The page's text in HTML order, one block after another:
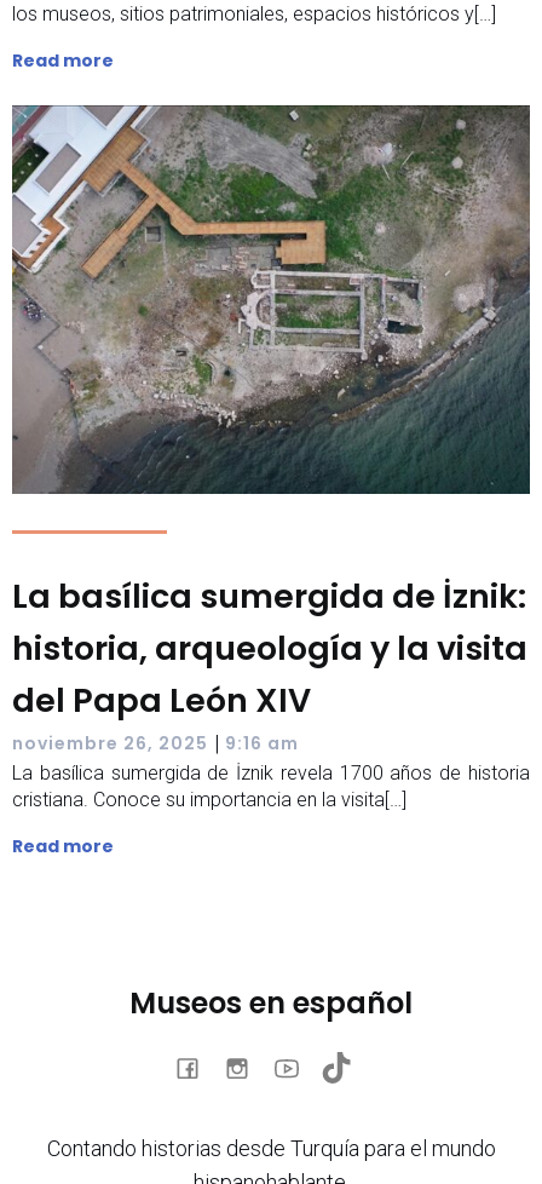
los museos, sitios patrimoniales, espacios históricos y[…]
Read more
La basílica sumergida de İznik:
historia, arqueología y la visita
del Papa León XIV
noviembre 26, 2025 | 9:16 am
La basílica sumergida de İznik revela 1700 años de historia
cristiana. Conoce su importancia en la visita[…]
Read more
Museos en español
Contando historias desde Turquía para el mundo